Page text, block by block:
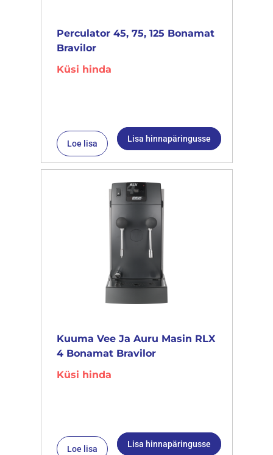
Perculator 45, 75, 125 Bonamat
Bravilor
Küsi hinda
Loe lisa Lisa hinnapäringusse
Kuuma Vee Ja Auru Masin RLX
4 Bonamat Bravilor
Küsi hinda
Loe lisa Lisa hinnapäringusse